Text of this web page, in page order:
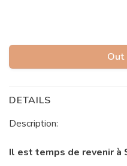
Out
DETAILS
Description:
Il est temps de revenir